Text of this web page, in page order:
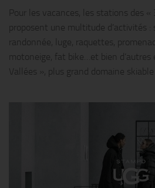
Pour les vacances, les stations des «
proposent une multitude d’activités :
randonnée, luge, raquettes,
motoneige, fat bike…et bien d’autres
Vallées », plus grand domaine